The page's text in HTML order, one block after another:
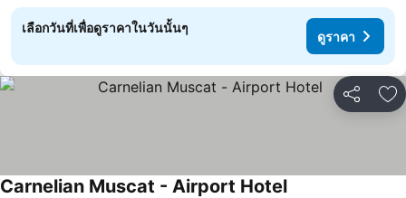
เลือกวันที่เพื่อดูราคาในวันนั้นๆ
ดูราคา
แชร์ เ
Carnelian Muscat - Airport Hotel